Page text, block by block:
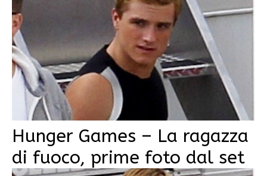
Hunger Games – La ragazza
di fuoco, prime foto dal set